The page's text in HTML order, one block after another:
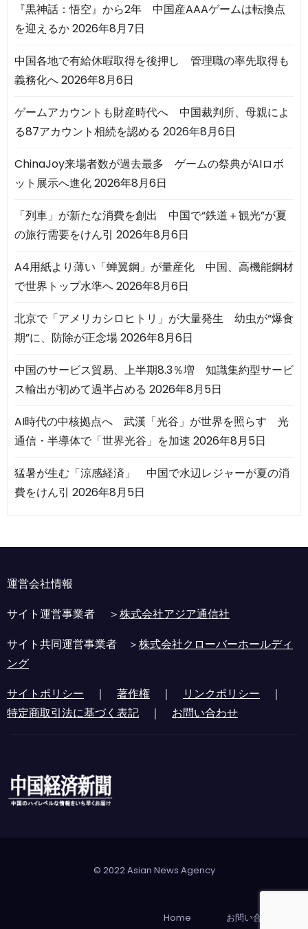
『黒神話：悟空』から2年 中国産AAAゲームは転換点
を迎えるか2026年8月7日
中国各地で有給休暇取得を後押し 管理職の率先取得も
義務化へ2026年8月6日
ゲームアカウントも財産時代へ 中国裁判所、母親によ
る87アカウント相続を認める 2026年8月6日
ChinaJoy来場者数が過去最多 ゲームの祭典がAIロボ
ット展示へ進化2026年8月6日
「列車」が新たな消費を創出 中国で“鉄道＋観光”が夏
の旅行需要をけん引 2026年8月6日
A4用紙より薄い「蝉翼鋼」が量産化 中国、高機能鋼材
で世界トップ水準へ2026年8月6日
北京で「アメリカシロヒトリ」が大量発生 幼虫が“爆食
期”に、防除が正念場2026年8月6日
中国のサービス貿易、上半期8.3％増 知識集約型サービ
ス輸出が初めて過半占める 2026年8月5日
AI時代の中核拠点へ 武漢「光谷」が世界を照らす 光
通信・半導体で「世界光谷」を加速 2026年8月5日
猛暑が生む「涼感経済」 中国で水辺レジャーが夏の消
費をけん引 2026年8月5日
運営会社情報
サイト運営事業者 ＞株式会社アジア通信社
サイト共同運営事業者 ＞株式会社クローバーホールディ
ング
サイトポリシー ｜ 著作権 ｜ リンクポリシー ｜
特定商取引法に基づく表記 ｜ お問い合わせ
© 2022 Asian News Agency
Home お問い合わせ